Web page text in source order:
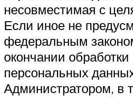
несовместимая с
Если иное не
федеральным
окончании обработки
персональных
Администратором, в